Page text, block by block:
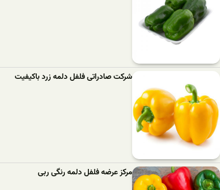
شرکت صادراتی فلفل دلمه زرد باکیفیت
مرکز عرضه فلفل دلمه رنگی ربی